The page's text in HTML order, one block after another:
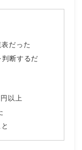
だった
断するだ
以上